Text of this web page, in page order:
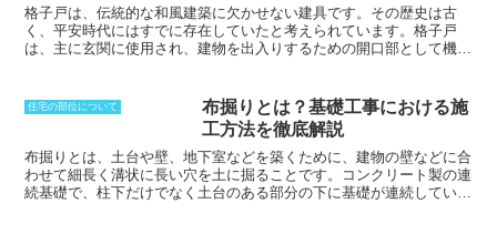
格子戸は、伝統的な和風建築に欠かせない建具です。その歴史は古
く、平安時代にはすでに存在していたと考えられています。格子戸
は、主に玄関に使用され、建物を出入りするための開口部として機能
子状に組み合わせた構造になっており、通風や採光を確保しつつ、プ
ライバシーを保護する役割を果たしています。格子戸の組子は、縦横
に組まれるのが一般的ですが、升目状に組まれたものもあります。ま
た、現在では格子と格子の間にガラスを挟んだものが一般的になって
きています。格子戸の歴史は古く、平安時代にはすでに存在していた
と考えられています。当時は、貴族の邸宅や寺社仏閣の玄関に使用さ
住宅の部位について
布掘りとは？基礎工事における施
工方法を徹底解説
布掘りとは、土台や壁、地下室などを築くために、建物の壁などに合
わせて細長く溝状に長い穴を土に掘ることです。
コンクリート製の連
続基礎で、柱下だけでなく土台のある部分の下に基礎が連続している